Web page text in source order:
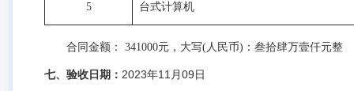
5 台式计算机
合同金额： 341000元，大写(人民币)：叁拾肆万壹仟元整
七、验收日期： 2023年11月09日